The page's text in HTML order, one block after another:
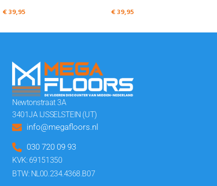
€39,95 €39,95
Newtonstraat 3A
3401JA IJSSELSTEIN (UT)
info@megafloors.nl
030 720 09 93
KVK: 69151350
BTW: NL00.234.4368.B07